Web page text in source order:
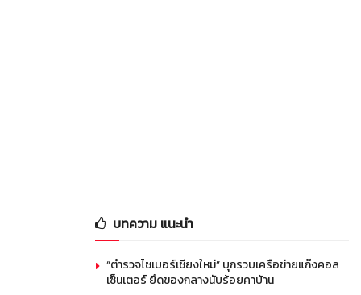
บทความ แนะนำ
“ตำรวจไซเบอร์เชียงใหม่” บุกรวบเครือข่ายแก๊งคอล
เซ็นเตอร์ ยึดของกลางนับร้อยคาบ้าน